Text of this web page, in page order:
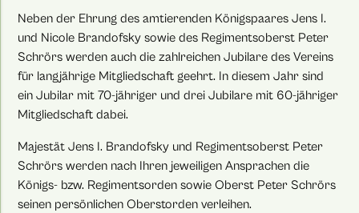
Neben der Ehrung des amtierenden Königspaares Jens I.
und Nicole Brandofsky sowie des Regimentsoberst Peter
Schrörs werden auch die zahlreichen Jubilare des Vereins
für langjährige Mitgliedschaft geehrt. In diesem Jahr sind
ein Jubilar mit 70-jähriger und drei Jubilare mit 60-jähriger
Mitgliedschaft dabei.
Majestät Jens I. Brandofsky und Regimentsoberst Peter
Schrörs werden nach Ihren jeweiligen Ansprachen die
Königs- bzw. Regimentsorden sowie Oberst Peter Schrörs
seinen persönlichen Oberstorden verleihen.